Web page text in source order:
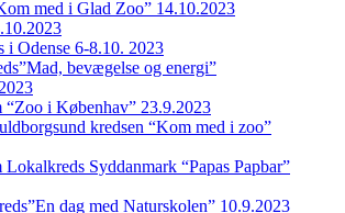
med i Glad Zoo” 14.10.2023
i Odense 6-8.10. 2023
bevægelse og energi”
i Københav” 23.9.2023
kredsen “Kom med i zoo”
Syddanmark “Papas Papbar”
dag med Naturskolen” 10.9.2023